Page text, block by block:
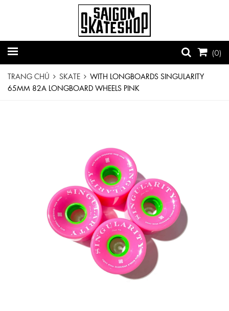
(0)
TRANG CHỦ SKATE
WITH LONGBOARDS SINGULARITY
65MM 82A LONGBOARD WHEELS PINK